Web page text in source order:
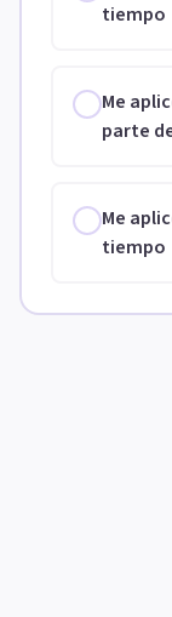
tiempo
Me
parte
Me
tiempo